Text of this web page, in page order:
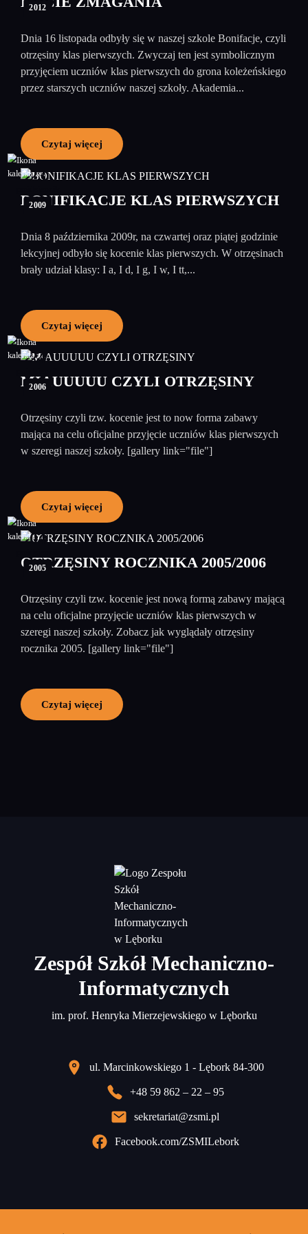
2012
Dnia 16 listopada odbyły się w naszej szkole Bonifacje, czyli
otrzęsiny klas pierwszych. Zwyczaj ten jest symbolicznym
przyjęciem uczniów klas pierwszych do grona koleżeńskiego
przez starszych uczniów naszej szkoły. Akademia...
Czytaj więcej
23
2009
BONIFIKACJE KLAS PIERWSZYCH
Dnia 8 października 2009r, na czwartej oraz piątej godzinie
lekcyjnej odbyło się kocenie klas pierwszych. W otrzęsinach
brały udział klasy: I a, I d, I g, I w, I tt,...
Czytaj więcej
24
2006
MIAUUUUU CZYLI OTRZĘSINY
Otrzęsiny czyli tzw. kocenie jest to now forma zabawy
mająca na celu oficjalne przyjęcie uczniów klas pierwszych
w szeregi naszej szkoły. [gallery link="file"]
Czytaj więcej
04
2005
OTRZĘSINY ROCZNIKA 2005/2006
Otrzęsiny czyli tzw. kocenie jest nową formą zabawy mającą
na celu oficjalne przyjęcie uczniów klas pierwszych w
szeregi naszej szkoły. Zobacz jak wyglądały otrzęsiny
rocznika 2005. [gallery link="file"]
Czytaj więcej
Zespół Szkół Mechaniczno-
Informatycznych
im. prof. Henryka Mierzejewskiego w Lęborku
ul. Marcinkowskiego 1 - Lębork 84-300
+48 59 862 – 22 – 95
sekretariat@zsmi.pl
Facebook.com/ZSMILebork